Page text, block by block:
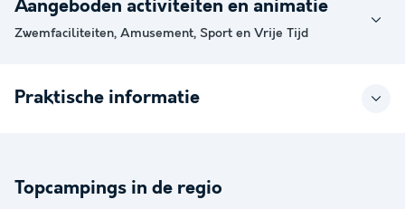
Aangeboden activiteiten en animatie
Zwemfaciliteiten, Amusement, Sport en Vrije Tijd
Praktische informatie
Topcampings in de regio